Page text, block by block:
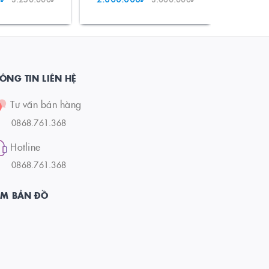
TIN LIÊN HỆ
Tư vấn bán hàng
0868.761.368
Hotline
0868.761.368
BẢN ĐỒ